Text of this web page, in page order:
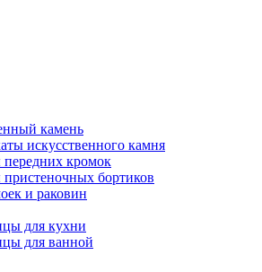
камень
искусственного камня
кромок
бортиков
и раковин
для кухни
для ванной